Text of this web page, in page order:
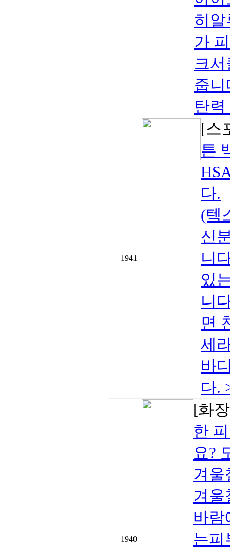
히
가
크
줍
탄
1941
[스
튼
다.
(텍
신
니
있
니
면
세
바
다.
1940
[화
한
요?
겨울
겨울
바람
는피